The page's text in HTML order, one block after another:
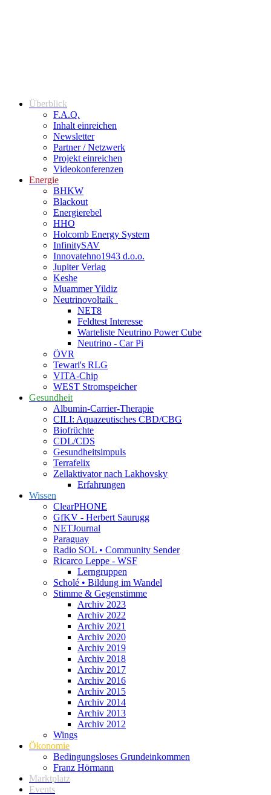
Überblick
F.A.Q.
Inhalt einreichen
Newsletter
Partner / Netzwerk
Projekt einreichen
Videokonferenzen
Energie
BHKW
Blackout
Energierebel
HHO
Holcomb Energy System
InfinitySAV
Innovatehno1943 d.o.o.
Jupiter Verlag
Keshe
Muammer Yildiz
Neutrinovoltaik
NET8
Feldtest Interesse
Warteliste Neutrino Power Cube
Neutrino - Car Pi
ÖVR
Tewari's RLG
VITA-Chip
WEST Stromspeicher
Gesundheit
Albumin-Carrier-Therapie
CILI: Aquazeutisches CBD/CBG
Biofrüchte
CDL/CDS
Gesundheitsimpuls
Terrafelix
Zellaktivator nach Lakhovsky
Erfahrungen
Wissen
ClearPHONE
GfKV - Herbert Saurugg
NETJournal
Paraguay
Radio SOL • Community Sender
Ricarco Leppe - WSF
Lerngruppen
Scholé • Bildung im Wandel
Stimme & Gegenstimme
Archiv 2023
Archiv 2022
Archiv 2021
Archiv 2020
Archiv 2019
Archiv 2018
Archiv 2017
Archiv 2016
Archiv 2015
Archiv 2014
Archiv 2013
Archiv 2012
Wings
Ökonomie
Bedingungsloses Grundeinkommen
Franz Hörmann
Marktplatz
Events